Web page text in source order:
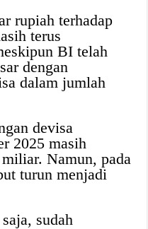
rupiah terhadap
terus
BI telah
dengan
dalam jumlah
devisa
2025 masih
Namun, pada
turun menjadi
sudah